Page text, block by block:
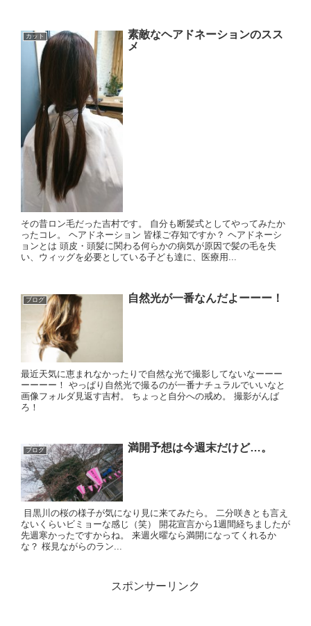
カット
素敵なヘアドネーションのスス
メ
その昔ロン毛だった吉村です。 自分も断髪式としてやってみたか
ったコレ。 ヘアドネーション 皆様ご存知ですか？ ヘアドネーシ
ョンとは 頭皮・頭髪に関わる何らかの病気が原因で髪の毛を失
い、ウィッグを必要としている子ども達に、医療用...
ブログ 自然光が一番なんだよーーー！
最近天気に恵まれなかったりで自然な光で撮影してないなーーー
ーーーー！ やっぱり自然光で撮るのが一番ナチュラルでいいなと
画像フォルダ見返す吉村。 ちょっと自分への戒め。 撮影がんば
ろ！
ブログ 満開予想は今週末だけど…。
目黒川の桜の様子が気になり見に来てみたら。 二分咲きとも言え
ないくらいビミョーな感じ（笑） 開花宣言から1週間経ちましたが
先週寒かったですからね。 来週火曜なら満開になってくれるか
な？ 桜見ながらのラン...
スポンサーリンク